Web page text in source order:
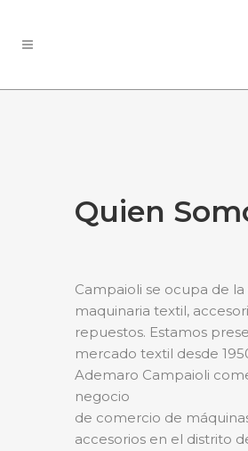
Quien
Campaioli se ocupa de
maquinaria textil,
repuestos. Estamos
mercado textil desde
Ademaro Campaioli
negocio
de comercio de
accesorios en el distrito